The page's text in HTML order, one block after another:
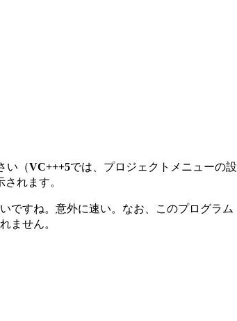
い（VC+++5では、プロジェクトメニューの設
れます。
ですね。意外に速い。なお、このプログラム
ません。